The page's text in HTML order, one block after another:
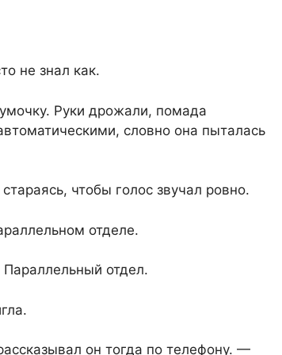
не знал как.
Руки дрожали, помада
словно она пыталась
чтобы голос звучал ровно.
отделе.
отдел.
он тогда по телефону. —